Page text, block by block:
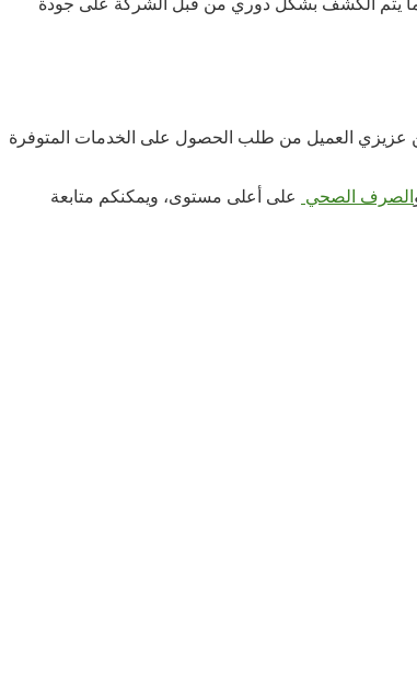
كما يتم الكشف بشكل دوري من قبل الشركة على جودة
عزيزي العميل من طلب الحصول على الخدمات المتوفرة
الصرف الصحي
على أعلى مستوى، ويمكنكم متابعة